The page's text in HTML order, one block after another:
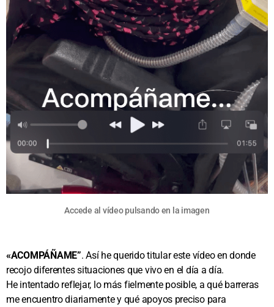
Accede al vídeo pulsando en la imagen
«ACOMPÁÑAME”. Así he querido titular este vídeo en donde
recojo diferentes situaciones que vivo en el día a día.
He intentado reflejar, lo más fielmente posible, a qué barreras
me encuentro diariamente y qué apoyos preciso para